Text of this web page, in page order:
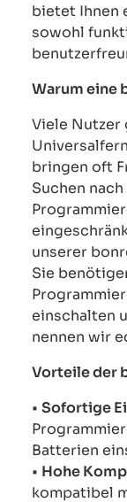
bietet Ihnen
sowohl
Warum eine
Viele Nutzer
bringen oft
Suchen
unserer
Sie
einschalten
nennen wir
Vorteile der
• Sofortige
Batterien
• Hohe
kompatibel